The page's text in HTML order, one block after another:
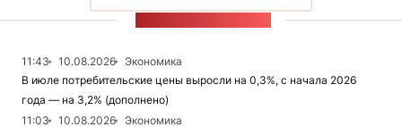
11:43 10.08.2026
Экономика
В июле потребительские цены выросли на 0,3%, с начала 2026
года — на 3,2% (дополнено)
11:03
10.08.2026 Экономика